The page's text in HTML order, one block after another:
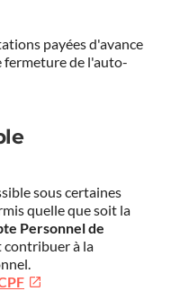
payées d'avance
fermeture de l'auto-
sous certaines
quelle que soit la
Personnel de
contribuer à la